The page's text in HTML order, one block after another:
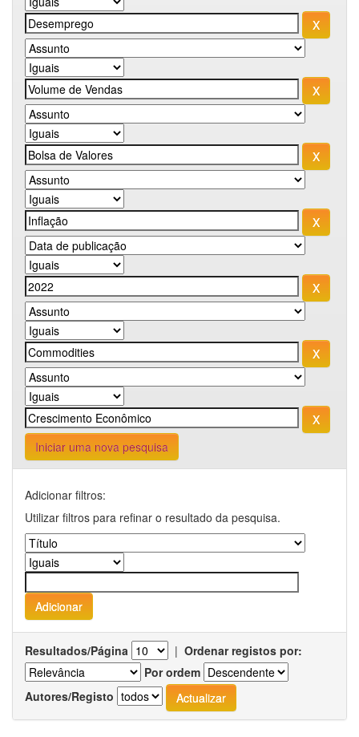
Iniciar uma nova pesquisa
Adicionar filtros:
Utilizar filtros para refinar o resultado da pesquisa.
Resultados/Página | Ordenar registos por:
Por ordem
Autores/Registo